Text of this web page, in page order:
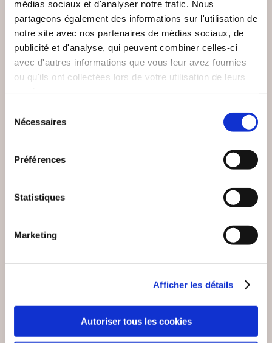
médias sociaux et d'analyser notre trafic. Nous
partageons également des informations sur l'utilisation de
notre site avec nos partenaires de médias sociaux, de
publicité et d'analyse, qui peuvent combiner celles-ci
avec d'autres informations que vous leur avez fournies
ou qu'ils ont collectées lors de votre utilisation de leurs
Nécessaires
Préférences
Statistiques
Marketing
Afficher les détails
Autoriser tous les cookies
(0 avis)
Serge Collombat
(RE)PRENDS TON
SOUFFLE
Poésies
16€99
(0 avis)
Mireille Viller
AU SOUFFLE DE
L'IMAGINAIRE
Poésies